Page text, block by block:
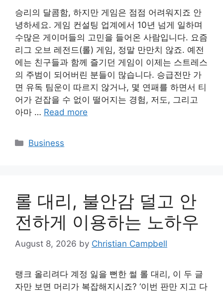
승리의 달콤함, 하지만 게임은 점점 어려워지죠 안
녕하세요. 게임 컨설팅 업계에서 10년 넘게 일하며
수많은 게이머들의 고민을 들어온 사람입니다. 요즘
리그 오브 레전드(롤) 게임, 정말 만만치 않죠. 예전
에는 친구들과 함께 즐기던 게임이 이제는 스트레스
의 주범이 되어버린 분들이 많습니다. 승급전만 가
면 유독 팀운이 따르지 않거나, 몇 연패를 하면서 티
어가 걷잡을 수 없이 떨어지는 경험, 저도, 그리고
아마 … Read more
Categories
Business
롤 대리, 불안감 덜고 안
전하게 이용하는 노하우
August 8, 2026 by Christian Campbell
랭크 올리려다 계정 잃을 뻔한 썰 롤 대리, 이 두 글
자만 보면 머리가 복잡해지시죠? ‘이번 판만 지고 다